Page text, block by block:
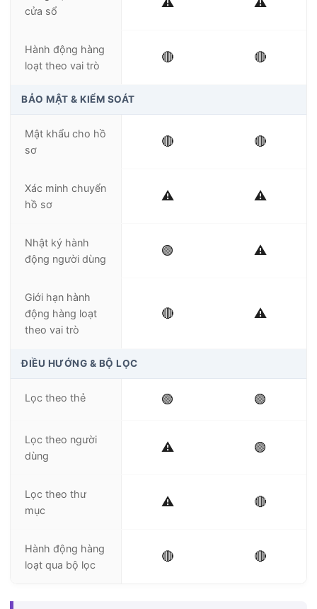
cửa sổ
Hành động hàng
loạt theo vai trò
🔴 🔴
BẢO MẬT & KIỂM SOÁT
Mật khẩu cho hồ
sơ
🔴 🔴
Xác minh chuyển
hồ sơ
⚠️ ⚠️
Nhật ký hành
động người dùng
🟢 ⚠️
Giới hạn hành
động hàng loạt
theo vai trò
🔴 ⚠️
ĐIỀU HƯỚNG & BỘ LỌC
Lọc theo thẻ 🟢 🟢
Lọc theo người
dùng
⚠️ 🟢
Lọc theo thư
mục
⚠️ 🔴
Hành động hàng
loạt qua bộ lọc
🔴 🔴